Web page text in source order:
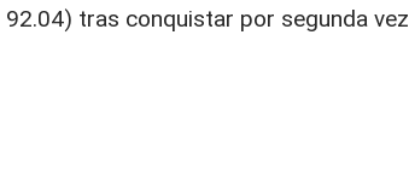
tras conquistar por segunda vez